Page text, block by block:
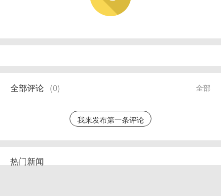
全部
全部评论 (0)
我来发布第一条评论
热门新闻